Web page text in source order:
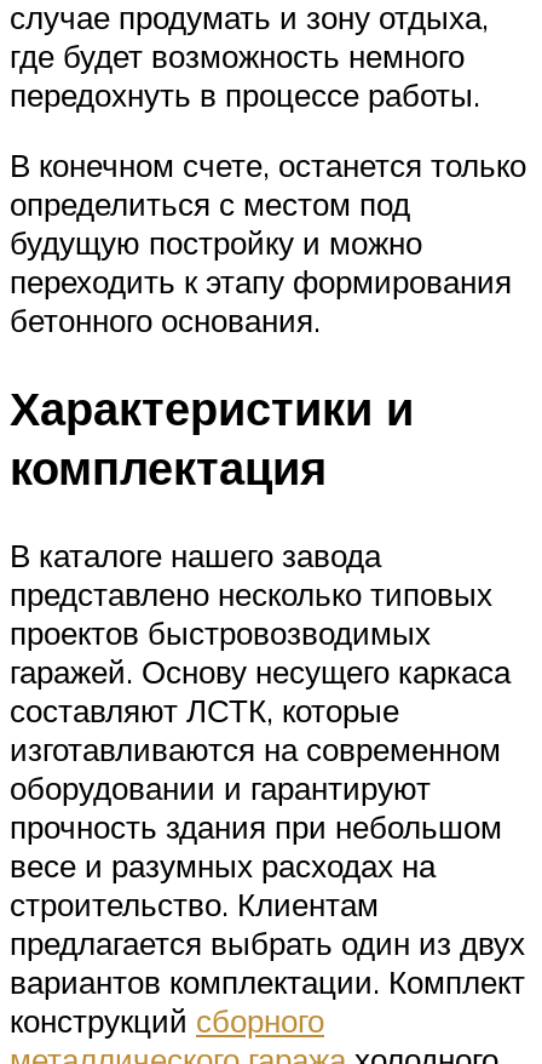
случае продумать и зону отдыха,
где будет возможность немного
передохнуть в процессе работы.
В конечном счете, останется только
определиться с местом под
будущую постройку и можно
переходить к этапу формирования
бетонного основания.
Характеристики и
комплектация
В каталоге нашего завода
представлено несколько типовых
проектов быстровозводимых
гаражей. Основу несущего каркаса
составляют ЛСТК, которые
изготавливаются на современном
оборудовании и гарантируют
прочность здания при небольшом
весе и разумных расходах на
строительство. Клиентам
предлагается выбрать один из двух
вариантов комплектации. Комплект
конструкций сборного